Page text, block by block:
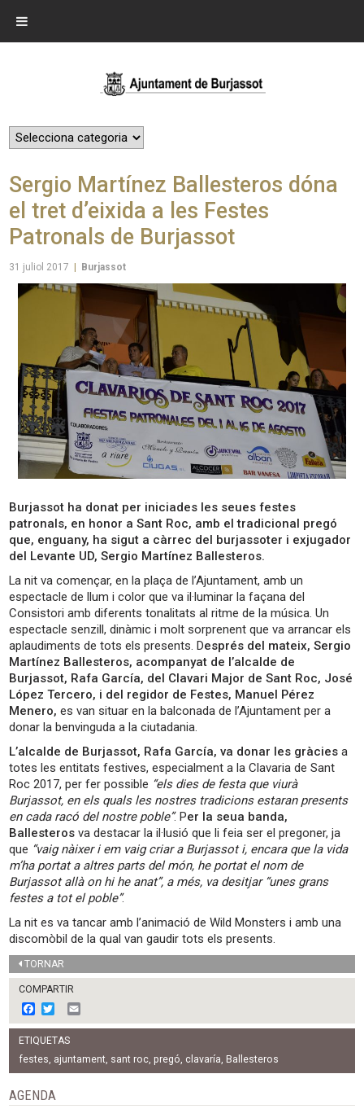
Sergio Martínez Ballesteros dóna
el tret d’eixida a les Festes
Patronals de Burjassot
31 juliol 2017 Burjassot
Burjassot ha donat per iniciades les seues festes
patronals, en honor a Sant Roc, amb el tradicional pregó
que, enguany, ha sigut a càrrec del burjassoter i exjugador
del Levante UD, Sergio Martínez Ballesteros.
La nit va començar, en la plaça de l’Ajuntament, amb un
espectacle de llum i color que va il·luminar la façana del
Consistori amb diferents tonalitats al ritme de la música. Un
espectacle senzill, dinàmic i molt sorprenent que va arrancar els
aplaudiments de tots els presents. Després del mateix, Sergio
Martínez Ballesteros, acompanyat de l’alcalde de
Burjassot, Rafa García, del Clavari Major de Sant Roc, José
López Tercero, i del regidor de Festes, Manuel Pérez
Menero, es van situar en la balconada de l’Ajuntament per a
donar la benvinguda a la ciutadania.
L’alcalde de Burjassot, Rafa García, va donar les gràcies a
totes les entitats festives, especialment a la Clavaria de Sant
Roc 2017, per fer possible “els dies de festa que viurà
Burjassot, en els quals les nostres tradicions estaran presents
en cada racó del nostre poble”. Per la seua banda,
Ballesteros va destacar la il·lusió que li feia ser el pregoner, ja
que “vaig nàixer i em vaig criar a Burjassot i, encara que la vida
m’ha portat a altres parts del món, he portat el nom de
Burjassot allà on hi he anat”, a més, va desitjar “unes grans
festes a tot el poble”.
La nit es va tancar amb l’animació de Wild Monsters i amb una
discomòbil de la qual van gaudir tots els presents.
TORNAR
COMPARTIR
F
a
c
e
b
o
o
k
w
i
t
t
e
m
l
ETIQUETAS
festes, ajuntament, sant roc, pregó, clavaría, Ballesteros
AGENDA